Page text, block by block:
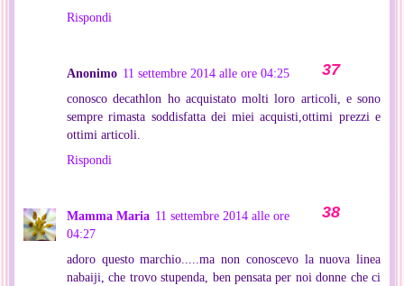
Rispondi
Anonimo 11 settembre 2014 alle ore 04:25
conosco decathlon ho acquistato molti loro articoli, e sono
sempre rimasta soddisfatta dei miei acquisti,ottimi prezzi e
ottimi articoli.
Rispondi
Mamma Maria 11 settembre 2014 alle ore
04:27
adoro questo marchio.....ma non conoscevo la nuova linea
nabaiji, che trovo stupenda, ben pensata per noi donne che ci